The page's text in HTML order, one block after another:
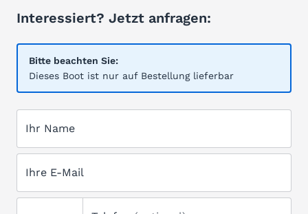
Interessiert? Jetzt anfragen:
Bitte beachten Sie:
Dieses Boot ist nur auf Bestellung lieferbar
Ihr Name
Ihre E-Mail